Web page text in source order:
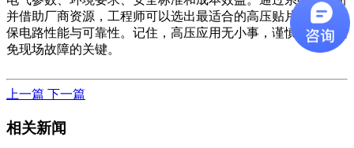
并借助厂商资源，工程师可以选出最适合的高压贴片电阻，确
保电路性能与可靠性。记住，高压应用无小事，谨慎选型是避
免现场故障的关键。
上一篇 下一篇
相关新闻